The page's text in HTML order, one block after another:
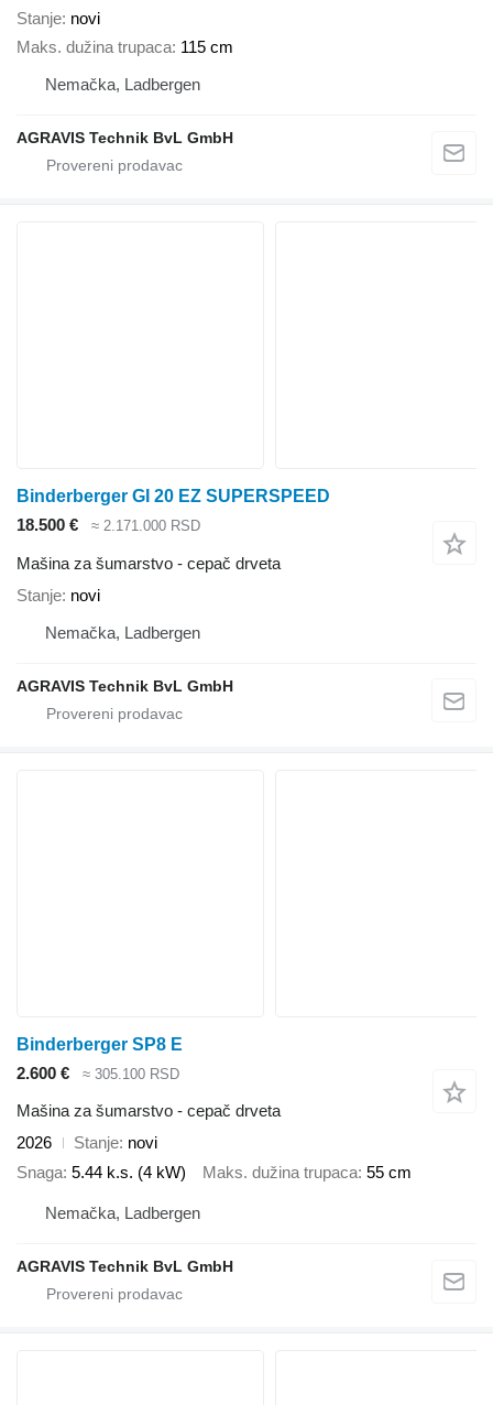
Stanje novi
Maks. dužina trupaca 115 cm
Nemačka, Ladbergen
AGRAVIS Technik BvL GmbH
Binderberger GI 20 EZ SUPERSPEED
18.500 €
≈ 2.171.000 RSD
Mašina za šumarstvo - cepač drveta
Stanje novi
Nemačka, Ladbergen
AGRAVIS Technik BvL GmbH
Binderberger SP8 E
2.600 €
≈ 305.100 RSD
Mašina za šumarstvo - cepač drveta
2026
Stanje novi
Snaga 5.44 k.s. (4 kW) Maks. dužina trupaca 55 cm
Nemačka, Ladbergen
AGRAVIS Technik BvL GmbH